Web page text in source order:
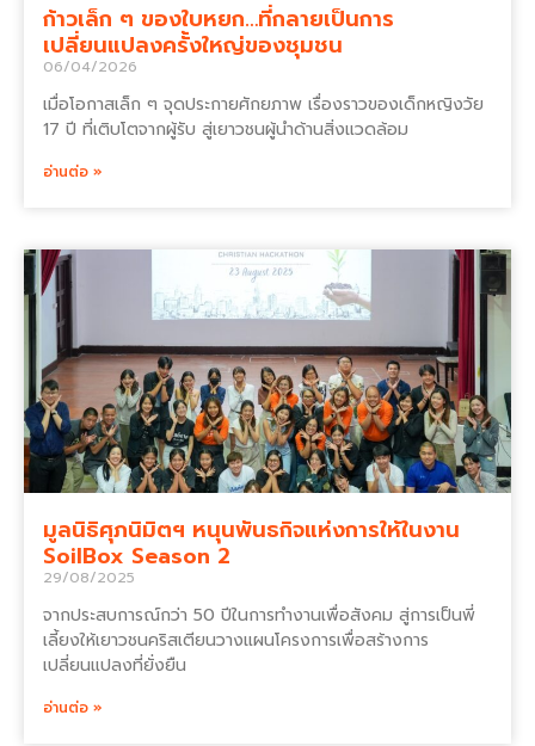
ก้าวเล็ก ๆ ของใบหยก…ที่กลายเป็นการ
เปลี่ยนแปลงครั้งใหญ่ของชุมชน
06/04/2026
เมื่อโอกาสเล็ก ๆ จุดประกายศักยภาพ เรื่องราวของเด็กหญิงวัย
17 ปี ที่เติบโตจากผู้รับ สู่เยาวชนผู้นำด้านสิ่งแวดล้อม
อ่านต่อ »
มูลนิธิศุภนิมิตฯ หนุนพันธกิจแห่งการให้ในงาน
SoilBox Season 2
29/08/2025
จากประสบการณ์กว่า 50 ปีในการทำงานเพื่อสังคม สู่การเป็นพี่
เลี้ยงให้เยาวชนคริสเตียนวางแผนโครงการเพื่อสร้างการ
เปลี่ยนแปลงที่ยั่งยืน
อ่านต่อ »